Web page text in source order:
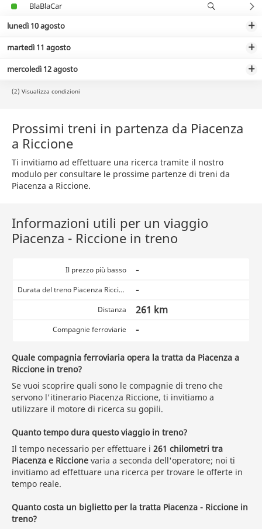
BlaBlaCar
lunedì 10 agosto
martedì 11 agosto
mercoledì 12 agosto
(2) Visualizza condizioni
Prossimi treni in partenza da Piacenza
a Riccione
Ti invitiamo ad effettuare una ricerca tramite il nostro
modulo per consultare le prossime partenze di treni da
Piacenza a Riccione.
Informazioni utili per un viaggio
Piacenza - Riccione in treno
Il prezzo più basso -
Durata del treno Piacenza Riccione -
Distanza 261 km
Compagnie ferroviarie -
Quale compagnia ferroviaria opera la tratta da Piacenza a
Riccione in treno?
Se vuoi scoprire quali sono le compagnie di treno che
servono l'itinerario Piacenza Riccione, ti invitiamo a
utilizzare il motore di ricerca su gopili.
Quanto tempo dura questo viaggio in treno?
Il tempo necessario per effettuare i 261 chilometri tra
Piacenza e Riccione varia a seconda dell'operatore; noi ti
invitiamo ad effettuare una ricerca per trovare le offerte in
tempo reale.
Quanto costa un biglietto per la tratta Piacenza - Riccione in
treno?